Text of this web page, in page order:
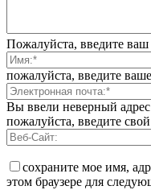
Пожалуйста, введите
пожалуйста, введите
Вы ввели неверный
пожалуйста, введите
сохраните мое имя,
этом браузере для